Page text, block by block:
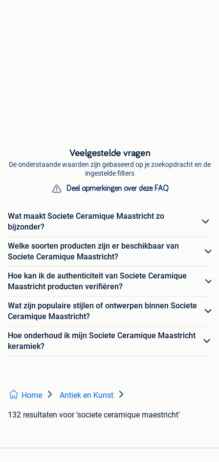
Veelgestelde vragen
De onderstaande waarden zijn gebaseerd op je zoekopdracht en de
ingestelde filters
Deel opmerkingen over deze FAQ
Wat maakt Societe Ceramique Maastricht zo
bijzonder?
Welke soorten producten zijn er beschikbaar van
Societe Ceramique Maastricht?
Hoe kan ik de authenticiteit van Societe Ceramique
Maastricht producten verifiëren?
Wat zijn populaire stijlen of ontwerpen binnen Societe
Ceramique Maastricht?
Hoe onderhoud ik mijn Societe Ceramique Maastricht
keramiek?
Home Antiek en Kunst
132 resultaten voor 'societe ceramique maestricht'